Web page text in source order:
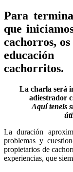
Para
que
cachorros,
cachorritos.
La charla será
adiestrador
Aquí teneis
La duración
problemas y
propietarios de
experiencias, que